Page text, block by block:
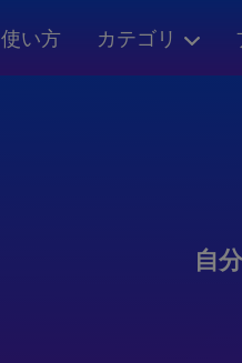
使い方 カテゴリ
自